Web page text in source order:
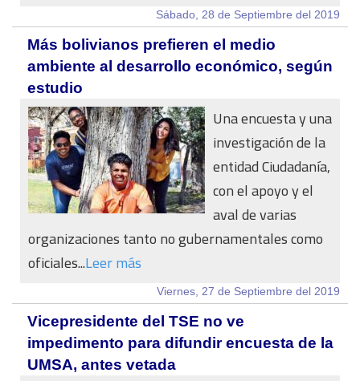
Sábado, 28 de Septiembre del 2019
Más bolivianos prefieren el medio
ambiente al desarrollo económico, según
estudio
Una encuesta y una
investigación de la
entidad Ciudadanía,
con el apoyo y el
aval de varias
organizaciones tanto no gubernamentales como
oficiales...Leer más
Viernes, 27 de Septiembre del 2019
Vicepresidente del TSE no ve
impedimento para difundir encuesta de la
UMSA, antes vetada